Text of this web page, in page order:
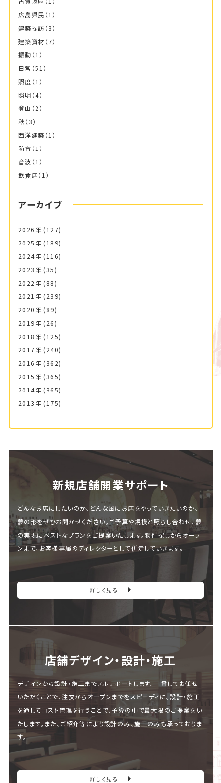
広島県民 （1）
建築探訪 （3）
建築資材（7）
振動 （1）
日常 （51）
照度 （1）
照明 （4）
登山 （2）
秋（3）
西洋建築 （1）
防音 （1）
音波 （1）
飲食店（1）
アーカイブ
2026年 (127)
2025年 (189)
2024年 (116)
2023年 (35)
2022年 (88)
2021年 (239)
2020年 (89)
2019年 (26)
2018年 (125)
2017年 (240)
2016年 (362)
2015年 (365)
2014年 (365)
2013年 (175)
新規店舗開業サポート
どんなお店にしたいのか、どんな風にお店をやっていきたいのか、
夢の形をぜひお聞かせください。ご予算や規模と照らし合わせ、夢
の実現にベストなプランをご提案いたします。物件探しからオープ
ンまで、お客様専属のディレクターとして併走していきます。
詳しく見る
店舗デザイン・設計・施⼯
デザインから設計・施工までフルサポートします。一貫してお任せ
いただくことで、注文からオープンまでをスピーディに。設計・施工
を通してコスト管理を行うことで、予算の中で最大限のご提案をい
たします。また、ご紹介等により設計のみ、施工のみも承っておりま
す。
詳しく見る